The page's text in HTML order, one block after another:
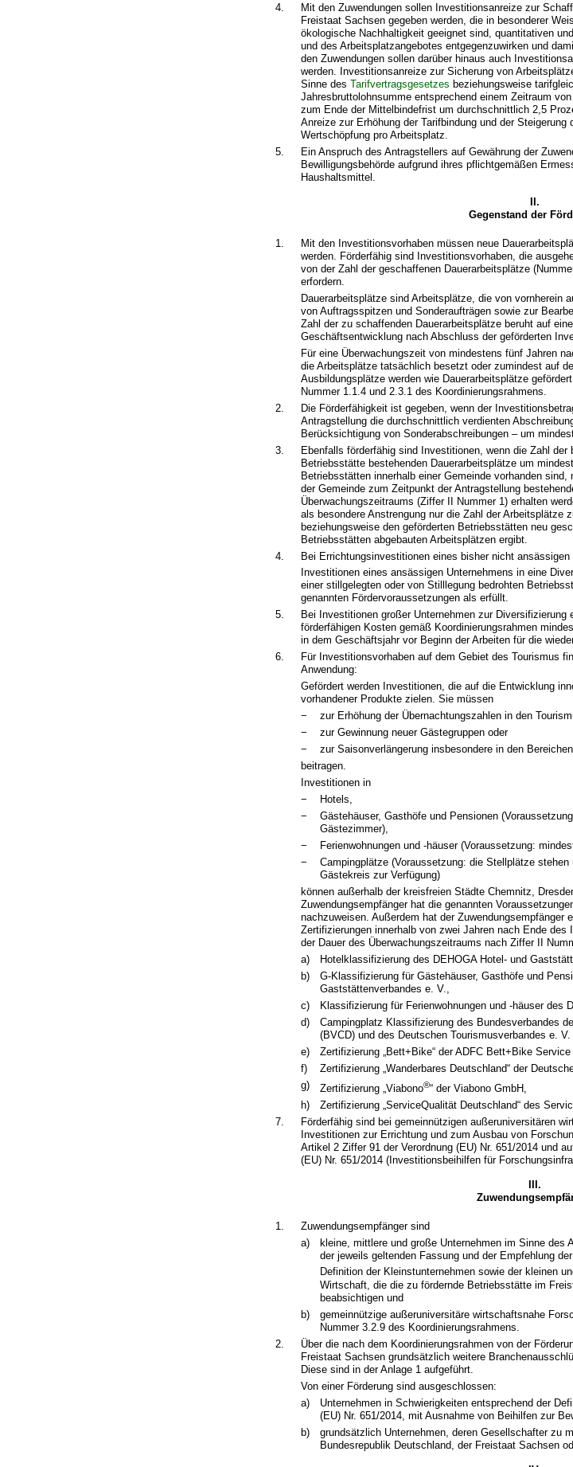
4.
Mit den Zuwendungen sollen Investitionsanreize zur
Freistaat Sachsen gegeben werden, die in besonderer
ökologische Nachhaltigkeit geeignet sind, quantitativen
und des Arbeitsplatzangebotes entgegenzuwirken und
den Zuwendungen sollen darüber hinaus auch
werden. Investitionsanreize zur Sicherung von
Sinne des Tarifvertragsgesetzes beziehungsweise
Jahresbruttolohnsumme entsprechend einem Zeitraum
zum Ende der Mittelbindefrist um durchschnittlich 2,5
Anreize zur Erhöhung der Tarifbindung und der
Wertschöpfung pro Arbeitsplatz.
5.
Ein Anspruch des Antragstellers auf Gewährung der
Bewilligungsbehörde aufgrund ihres pflichtgemäßen
Haushaltsmittel.
II.
Gegenstand der
1.
Mit den Investitionsvorhaben müssen neue
werden. Förderfähig sind Investitionsvorhaben, die
von der Zahl der geschaffenen Dauerarbeitsplätze
erfordern.
Dauerarbeitsplätze sind Arbeitsplätze, die von vornherein
von Auftragsspitzen und Sonderaufträgen sowie zur
Zahl der zu schaffenden Dauerarbeitsplätze beruht auf
Geschäftsentwicklung nach Abschluss der geförderten
Für eine Überwachungszeit von mindestens fünf Jahren
die Arbeitsplätze tatsächlich besetzt oder zumindest auf
Ausbildungsplätze werden wie Dauerarbeitsplätze
Nummer 1.1.4 und 2.3.1 des Koordinierungsrahmens.
2.
Die Förderfähigkeit ist gegeben, wenn der
Antragstellung die durchschnittlich verdienten
Berücksichtigung von Sonderabschreibungen – um
3.
Ebenfalls förderfähig sind Investitionen, wenn die Zahl der
Betriebsstätte bestehenden Dauerarbeitsplätze um
Betriebsstätten innerhalb einer Gemeinde vorhanden
der Gemeinde zum Zeitpunkt der Antragstellung
Überwachungszeitraums (Ziffer II Nummer 1) erhalten
als besondere Anstrengung nur die Zahl der Arbeitsplätze
beziehungsweise den geförderten Betriebsstätten neu
Betriebsstätten abgebauten Arbeitsplätzen ergibt.
4.
Bei Errichtungsinvestitionen eines bisher nicht
Investitionen eines ansässigen Unternehmens in eine
einer stillgelegten oder von Stilllegung bedrohten
genannten Fördervoraussetzungen als erfüllt.
5.
Bei Investitionen großer Unternehmen zur
förderfähigen Kosten gemäß Koordinierungsrahmen
in dem Geschäftsjahr vor Beginn der Arbeiten für die
6.
Für Investitionsvorhaben auf dem Gebiet des Tourismus
Anwendung:
Gefördert werden Investitionen, die auf die Entwicklung
vorhandener Produkte zielen. Sie müssen
−
zur Erhöhung der Übernachtungszahlen in den
−
zur Gewinnung neuer Gästegruppen oder
−
zur Saisonverlängerung insbesondere in den
beitragen.
Investitionen in
−
Hotels,
−
Gästehäuser, Gasthöfe und Pensionen
Gästezimmer),
−
Ferienwohnungen und -häuser (Voraussetzung:
−
Campingplätze (Voraussetzung: die Stellplätze
Gästekreis zur Verfügung)
können außerhalb der kreisfreien Städte Chemnitz,
Zuwendungsempfänger hat die genannten
nachzuweisen. Außerdem hat der Zuwendungsempfänger
Zertifizierungen innerhalb von zwei Jahren nach Ende
der Dauer des Überwachungszeitraums nach Ziffer II
a)
Hotelklassifizierung des DEHOGA Hotel- und
b)
G-Klassifizierung für Gästehäuser, Gasthöfe und
Gaststättenverbandes e. V.,
c)
Klassifizierung für Ferienwohnungen und -häuser des
d)
Campingplatz Klassifizierung des Bundesverbandes
(BVCD) und des Deutschen Tourismusverbandes e. V.
e)
Zertifizierung „Bett+Bike“ der ADFC Bett+Bike Service
f)
Zertifizierung „Wanderbares Deutschland“ der
g)
Zertifizierung „Viabono®“ der Viabono GmbH,
h)
Zertifizierung „ServiceQualität Deutschland“ des
7.
Förderfähig sind bei gemeinnützigen außeruniversitären
Investitionen zur Errichtung und zum Ausbau von
Artikel 2 Ziffer 91 der Verordnung (EU) Nr. 651/2014 und
(EU) Nr. 651/2014 (Investitionsbeihilfen für
III.
1.
Zuwendungsempfänger sind
a)
kleine, mittlere und große Unternehmen im Sinne des
der jeweils geltenden Fassung und der Empfehlung
Definition der Kleinstunternehmen sowie der kleinen
Wirtschaft, die die zu fördernde Betriebsstätte im
beabsichtigen und
b)
gemeinnützige außeruniversitäre wirtschaftsnahe
Nummer 3.2.9 des Koordinierungsrahmens.
2.
Über die nach dem Koordinierungsrahmen von der
Freistaat Sachsen grundsätzlich weitere
Diese sind in der Anlage 1 aufgeführt.
Von einer Förderung sind ausgeschlossen:
a)
Unternehmen in Schwierigkeiten entsprechend der
(EU) Nr. 651/2014, mit Ausnahme von Beihilfen zur
b)
grundsätzlich Unternehmen, deren Gesellschafter zu
Bundesrepublik Deutschland, der Freistaat Sachsen